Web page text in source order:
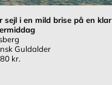
sejl i en mild brise på en klar
Guldalder
kr.